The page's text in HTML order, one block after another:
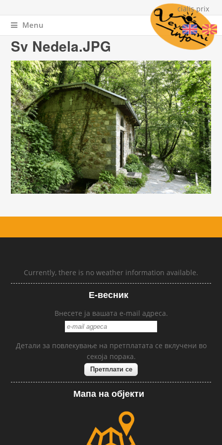
cialis prix
Menu
You are here
Home» Sv Nedela.JPG
Sv Nedela.JPG
Currently, there is no weather information available.
Е-весник
Внесете ја вашата e-mail адреса.
Детали за повлекување на претплатата се вклучени во
секоја порака.
Мапа на објекти